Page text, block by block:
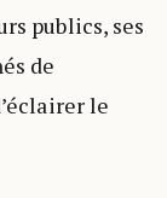
publics, ses
de
le